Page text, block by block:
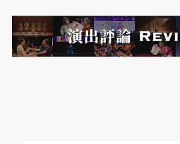
識上的交錯狀態。表現主義的音樂
常有大跳的進行，樂曲結構憑著作